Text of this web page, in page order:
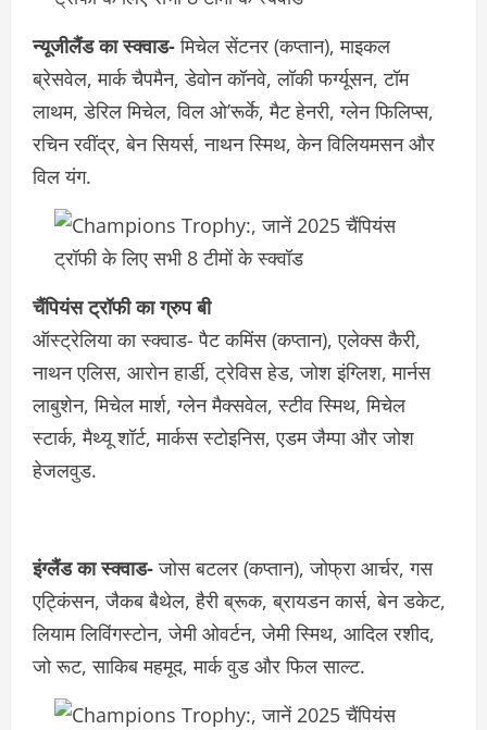
न्यूजीलैंड का स्क्वाड-मिचेल सेंटनर (कप्तान), माइकल
ब्रेसवेल, मार्क चैपमैन, डेवोन कॉनवे, लॉकी फर्ग्यूसन, टॉम
लाथम, डेरिल मिचेल, विल ओ’रूर्के, मैट हेनरी, ग्लेन फिलिप्स,
रचिन रवींद्र, बेन सियर्स, नाथन स्मिथ, केन विलियमसन और
विल यंग.
चैंपियंस ट्रॉफी का ग्रुप बी
ऑस्ट्रेलिया का स्क्वाड- पैट कमिंस (कप्तान), एलेक्स कैरी,
नाथन एलिस, आरोन हार्डी, ट्रेविस हेड, जोश इंग्लिश, मार्नस
लाबुशेन, मिचेल मार्श, ग्लेन मैक्सवेल, स्टीव स्मिथ, मिचेल
स्टार्क, मैथ्यू शॉर्ट, मार्कस स्टोइनिस, एडम जैम्पा और जोश
हेजलवुड.
इंग्लैंड का स्क्वाड-जोस बटलर (कप्तान), जोफ्रा आर्चर, गस
एट्किंसन, जैकब बैथेल, हैरी ब्रूक, ब्रायडन कार्स, बेन डकेट,
लियाम लिविंगस्टोन, जेमी ओवर्टन, जेमी स्मिथ, आदिल रशीद,
जो रूट, साकिब महमूद, मार्क वुड और फिल साल्ट.